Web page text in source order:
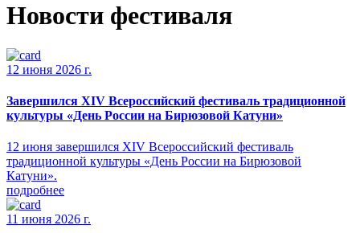
Новости фестиваля
12 июня 2026 г.
Завершился XIV Всероссийский фестиваль традиционной
культуры «День России на Бирюзовой Катуни»
12 июня завершился XIV Всероссийский фестиваль
традиционной культуры «День России на Бирюзовой
Катуни».
подробнее
11 июня 2026 г.